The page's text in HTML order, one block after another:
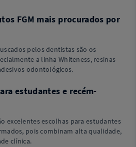
FGM mais procurados por
pelos dentistas são os
a linha Whiteness, resinas
odontológicos.
estudantes e recém-
excelentes escolhas para estudantes
pois combinam alta qualidade,
clínica.